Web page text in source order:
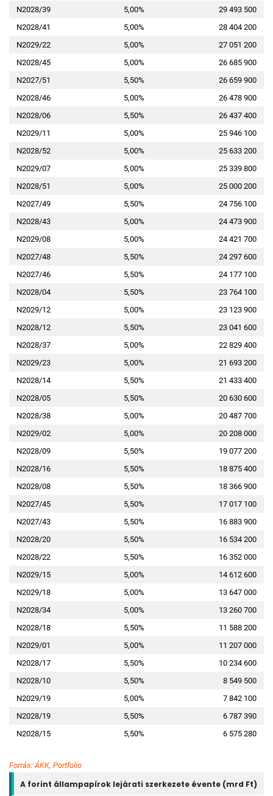
N2028/39
5,00%
29 493 500
N2028/41
5,00%
28 404 200
N2029/22
5,00%
27 051 200
N2028/45
5,00%
26 685 900
N2027/51
5,50%
26 659 900
N2028/46
5,00%
26 478 900
N2028/06
5,50%
26 437 400
N2029/11
5,00%
25 946 100
N2028/52
5,00%
25 633 200
N2029/07
5,00%
25 339 800
N2028/51
5,00%
25 000 200
N2027/49
5,50%
24 756 100
N2028/43
5,00%
24 473 900
N2029/08
5,00%
24 421 700
N2027/48
5,50%
24 297 600
N2027/46
5,50%
24 177 100
N2028/04
5,50%
23 764 100
N2029/12
5,00%
23 123 900
N2028/12
5,50%
23 041 600
N2028/37
5,00%
22 829 400
N2029/23
5,00%
21 693 200
N2028/14
5,50%
21 433 400
N2028/05
5,50%
20 630 600
N2028/38
5,00%
20 487 700
N2029/02
5,00%
20 208 000
N2028/09
5,50%
19 077 200
N2028/16
5,50%
18 875 400
N2028/08
5,50%
18 366 900
N2027/45
5,50%
17 017 100
N2027/43
5,50%
16 883 900
N2028/20
5,50%
16 534 200
N2028/22
5,50%
16 352 000
N2029/15
5,00%
14 612 600
N2029/18
5,00%
13 647 000
N2028/34
5,00%
13 260 700
N2028/18
5,50%
11 588 200
N2029/01
5,00%
11 207 000
N2028/17
5,50%
10 234 600
N2028/10
5,50%
8 549 500
N2029/19
5,00%
7 842 100
N2028/19
5,50%
6 787 390
N2028/15
5,50% 6 575 280
Forrás: ÁKK, Portfolio
A forint állampapírok lejárati szerkezete évente (mrd Ft)